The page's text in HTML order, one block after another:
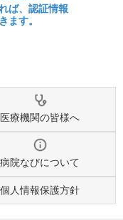
医療機関の皆様へ
病院なびについて
個人情報保護方針